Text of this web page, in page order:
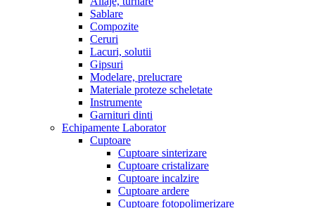
Sablare
Compozite
Ceruri
Lacuri, solutii
Gipsuri
Modelare, prelucrare
Materiale proteze scheletate
Instrumente
Garnituri dinti
Echipamente Laborator
Cuptoare
Cuptoare sinterizare
Cuptoare cristalizare
Cuptoare incalzire
Cuptoare ardere
Cuptoare fotopolimerizare